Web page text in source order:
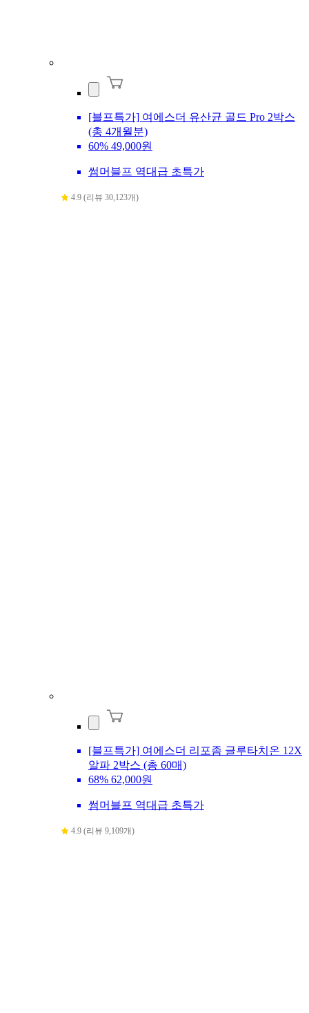
[블프특가] 여에스더 유산균 골드 Pro 2박스
(총 4개월분)
60% 49,000원
썸머블프 역대급 초특가
4.9 (리뷰 30,123개)
[블프특가] 여에스더 리포좀 글루타치온 12X
알파 2박스 (총 60매)
68% 62,000원
썸머블프 역대급 초특가
4.9 (리뷰 9,109개)